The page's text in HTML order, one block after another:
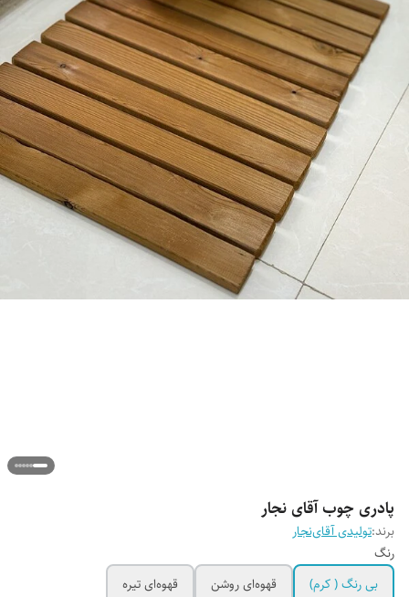
پادری چوب آقای نجار
برند:تولیدی آقای‌نجار
رنگ
بی رنگ ( کرم)
قهوه‌ای روشن
قهوه‌ای تیره